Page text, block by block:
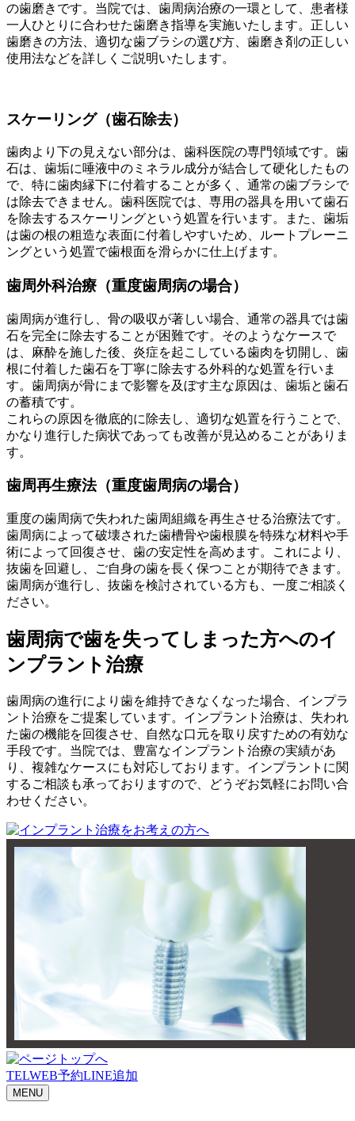
の歯磨きです。当院では、歯周病治療の一環として、患者様
一人ひとりに合わせた歯磨き指導を実施いたします。正しい
歯磨きの方法、適切な歯ブラシの選び方、歯磨き剤の正しい
使用法などを詳しくご説明いたします。
スケーリング（歯石除去）
歯肉より下の見えない部分は、歯科医院の専門領域です。歯
石は、歯垢に唾液中のミネラル成分が結合して硬化したもの
で、特に歯肉縁下に付着することが多く、通常の歯ブラシで
は除去できません。歯科医院では、専用の器具を用いて歯石
を除去するスケーリングという処置を行います。また、歯垢
は歯の根の粗造な表面に付着しやすいため、ルートプレーニ
ングという処置で歯根面を滑らかに仕上げます。
歯周外科治療（重度歯周病の場合）
歯周病が進行し、骨の吸収が著しい場合、通常の器具では歯
石を完全に除去することが困難です。そのようなケースで
は、麻酔を施した後、炎症を起こしている歯肉を切開し、歯
根に付着した歯石を丁寧に除去する外科的な処置を行いま
す。歯周病が骨にまで影響を及ぼす主な原因は、歯垢と歯石
の蓄積です。
これらの原因を徹底的に除去し、適切な処置を行うことで、
かなり進行した病状であっても改善が見込めることがありま
す。
歯周再生療法（重度歯周病の場合）
重度の歯周病で失われた歯周組織を再生させる治療法です。
歯周病によって破壊された歯槽骨や歯根膜を特殊な材料や手
術によって回復させ、歯の安定性を高めます。これにより、
抜歯を回避し、ご自身の歯を長く保つことが期待できます。
歯周病が進行し、抜歯を検討されている方も、一度ご相談く
ださい。
歯周病で歯を失ってしまった方へのイ
ンプラント治療
歯周病の進行により歯を維持できなくなった場合、インプラ
ント治療をご提案しています。インプラント治療は、失われ
た歯の機能を回復させ、自然な口元を取り戻すための有効な
手段です。当院では、豊富なインプラント治療の実績があ
り、複雑なケースにも対応しております。インプラントに関
するご相談も承っておりますので、どうぞお気軽にお問い合
わせください。
TELWEB予約LINE追加
MENU